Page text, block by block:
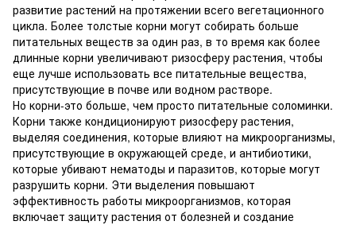
развитие растений на протяжении всего вегетационного
цикла. Более толстые корни могут собирать больше
питательных веществ за один раз, в то время как более
длинные корни увеличивают ризосферу растения, чтобы
еще лучше использовать все питательные вещества,
присутствующие в почве или водном растворе.
Но корни-это больше, чем просто питательные соломинки.
Корни также кондиционируют ризосферу растения,
выделяя соединения, которые влияют на микроорганизмы,
присутствующие в окружающей среде, и антибиотики,
которые убивают нематоды и паразитов, которые могут
разрушить корни. Эти выделения повышают
эффективность работы микроорганизмов, которая
включает защиту растения от болезней и создание